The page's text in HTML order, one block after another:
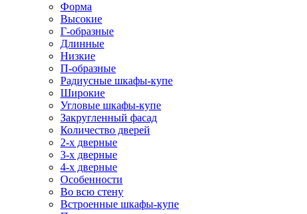
Форма
Высокие
Г-образные
Длинные
Низкие
П-образные
Радиусные шкафы-купе
Широкие
Угловые шкафы-купе
Закругленный фасад
Количество дверей
2-х дверные
3-х дверные
4-х дверные
Особенности
Во всю стену
Встроенные шкафы-купе